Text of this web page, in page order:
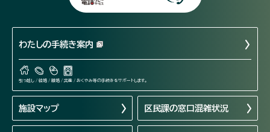
わたしの手続き案内
引っ越し / 結婚 / 離婚 / 出産 / おくやみ等の手続きをサポートします。
施設マップ 区民課の窓口混雑状況